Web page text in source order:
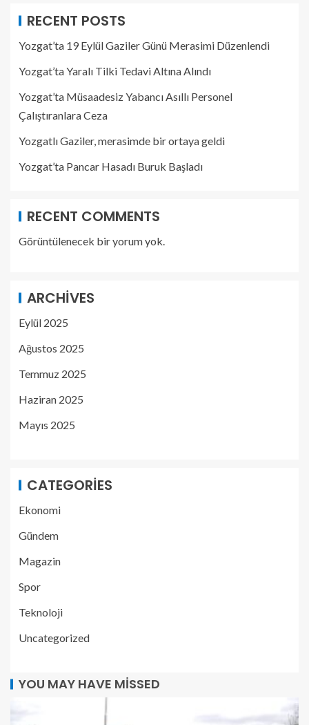
RECENT POSTS
Yozgat’ta 19 Eylül Gaziler Günü Merasimi Düzenlendi
Yozgat’ta Yaralı Tilki Tedavi Altına Alındı
Yozgat’ta Müsaadesiz Yabancı Asıllı Personel
Çalıştıranlara Ceza
Yozgatlı Gaziler, merasimde bir ortaya geldi
Yozgat’ta Pancar Hasadı Buruk Başladı
RECENT COMMENTS
Görüntülenecek bir yorum yok.
ARCHIVES
Eylül 2025
Ağustos 2025
Temmuz 2025
Haziran 2025
Mayıs 2025
CATEGORIES
Ekonomi
Gündem
Magazin
Spor
Teknoloji
Uncategorized
YOU MAY HAVE MISSED